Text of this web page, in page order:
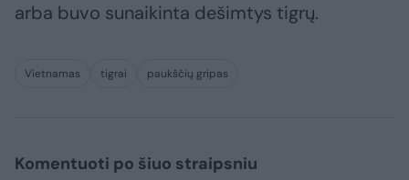
arba buvo sunaikinta dešimtys tigrų.
Vietnamas tigrai paukščių gripas
Komentuoti po šiuo straipsniu